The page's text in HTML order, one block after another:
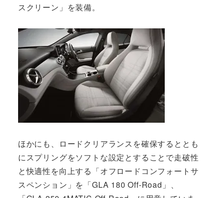
スクリーン」を装備。
ほかにも、ロードクリアランスを確保するととも
にスプリングをソフトな設定とすることで走破性
と快適性を向上する「オフロードコンフォートサ
スペンション」を「GLA 180 Off-Road」、